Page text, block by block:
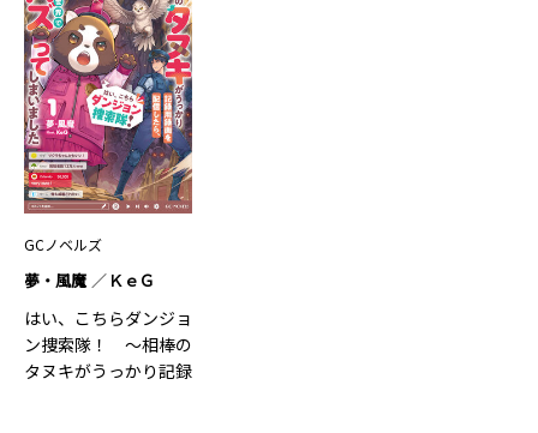
GCノベルズ
夢・風魔 ＫｅＧ
はい、こちらダンジョ
ン捜索隊！ ～相棒の
タヌキがうっかり記録